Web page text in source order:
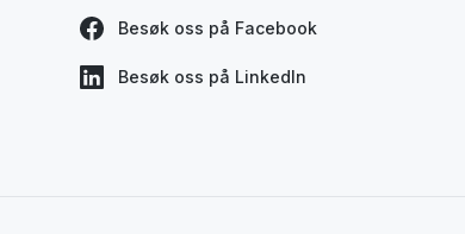
Besøk oss på Facebook
Besøk oss på LinkedIn